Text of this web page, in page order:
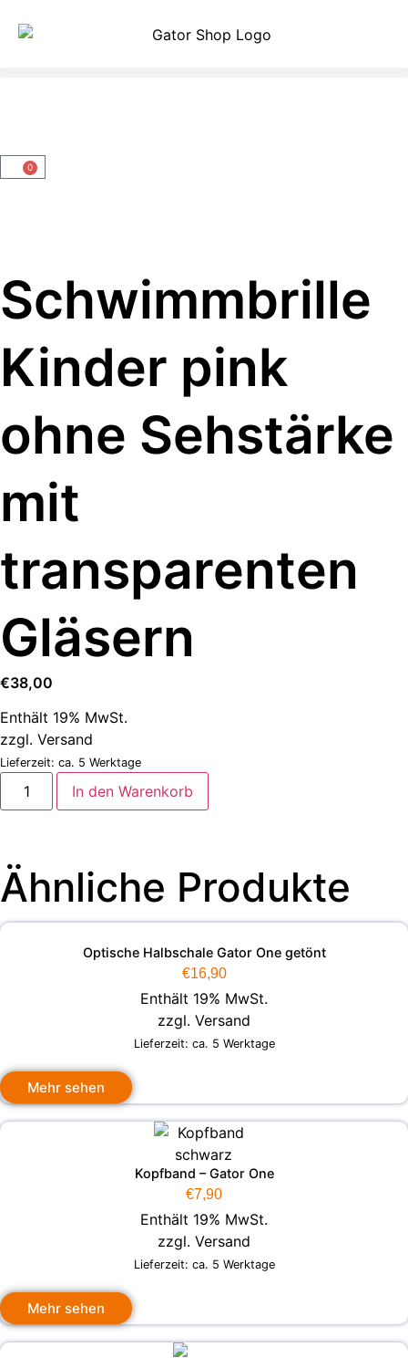
0
Schwimmbrille
Kinder pink
ohne Sehstärke
mit
transparenten
Gläsern
€38,00
Enthält 19% MwSt.
zzgl. Versand
Lieferzeit: ca. 5 Werktage
In den Warenkorb
Ähnliche Produkte
Optische Halbschale Gator One getönt
€16,90
Enthält 19% MwSt.
zzgl. Versand
Lieferzeit: ca. 5 Werktage
Mehr sehen
Kopfband – Gator One
€7,90
Enthält 19% MwSt.
zzgl. Versand
Lieferzeit: ca. 5 Werktage
Mehr sehen